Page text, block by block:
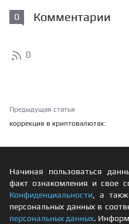
0 Комментарии
0
Предыдущая статья
коррекция в криптовалютах:
Начиная пользоваться
факт ознакомления и свое
Конфиденциальности , а
персональных данных в
персональных данных.